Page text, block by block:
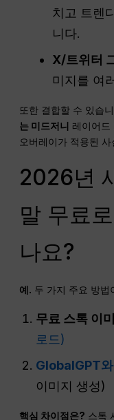
치고 트렌
니다.
X/트위터
미지를 여
또한 결합할 수 있습
는 미드저니 레이어
오버레이가 적용된 사
2026년
말 무료
나요?
예. 두 가지 주요 방법
무료 스톡 이
로드)
GlobalGPT
이미지 생성)
핵심 차이점은? 스톡